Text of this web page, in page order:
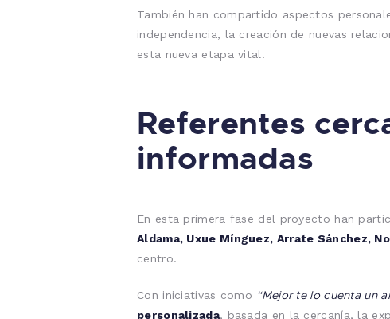
También han compartido aspectos
independencia, la creación de nuevas
esta nueva etapa vital.
Referentes
informadas
En esta primera fase del proyecto han
Aldama, Uxue Mínguez, Arrate Sánchez,
centro.
Con iniciativas como “Mejor te lo cuenta un
personalizada, basada en la cercanía, la